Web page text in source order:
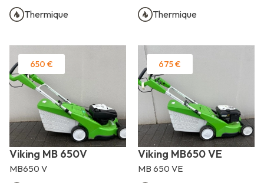
Thermique Thermique
650 €
Viking MB 650V
MB650 V
675 €
Viking MB650 VE
MB 650 VE